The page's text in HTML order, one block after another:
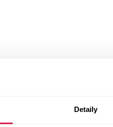
Detaily